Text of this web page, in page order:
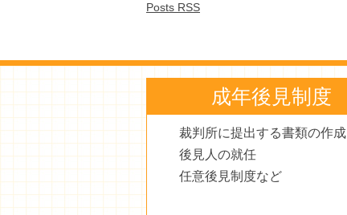
Posts RSS
成年後見制度
裁判所に提出する書類の作成
後見人の就任
任意後見制度など